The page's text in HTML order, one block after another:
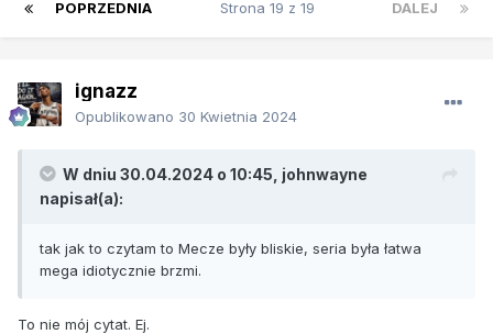
POPRZEDNIA DALEJ
Strona 19 z 19
ignazz
Opublikowano 30 Kwietnia 2024
W dniu 30.04.2024 o 10:45, johnwayne
napisał(a):
tak jak to czytam to Mecze były bliskie, seria była łatwa
mega idiotycznie brzmi.
To nie mój cytat. Ej.